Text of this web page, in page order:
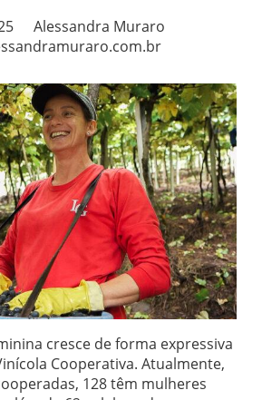
Alessandra Muraro
cresce de forma expressiva
Cooperativa. Atualmente,
128 têm mulheres